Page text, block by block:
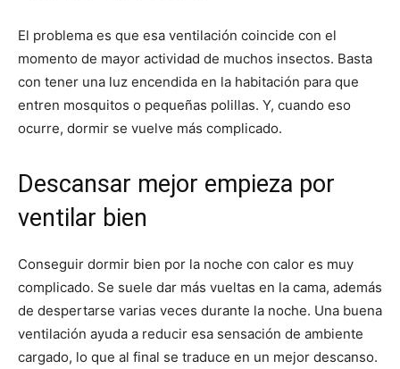
El problema es que esa ventilación coincide con el
momento de mayor actividad de muchos insectos. Basta
con tener una luz encendida en la habitación para que
entren mosquitos o pequeñas polillas. Y, cuando eso
ocurre, dormir se vuelve más complicado.
Descansar mejor empieza por
ventilar bien
Conseguir dormir bien por la noche con calor es muy
complicado. Se suele dar más vueltas en la cama, además
de despertarse varias veces durante la noche. Una buena
ventilación ayuda a reducir esa sensación de ambiente
cargado, lo que al final se traduce en un mejor descanso.